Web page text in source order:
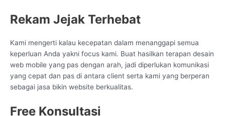
Rekam Jejak Terhebat
Kami mengerti kalau kecepatan dalam menanggapi semua
keperluan Anda yakni focus kami. Buat hasilkan terapan desain
web mobile yang pas dengan arah, jadi diperlukan komunikasi
yang cepat dan pas di antara client serta kami yang berperan
sebagai jasa bikin website berkualitas.
Free Konsultasi